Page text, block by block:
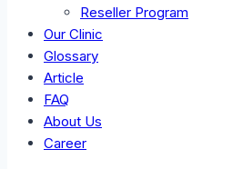
Reseller Program
Our Clinic
Glossary
Article
FAQ
About Us
Career